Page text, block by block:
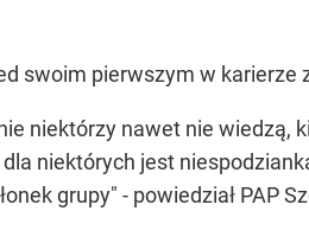
swoim pierwszym w karierze
niektórzy nawet nie
niektórych jest
grupy" - powiedział PAP